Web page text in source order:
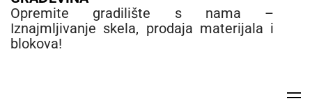
Opremite gradilište s nama –
Iznajmljivanje skela, prodaja materijala i
blokova!